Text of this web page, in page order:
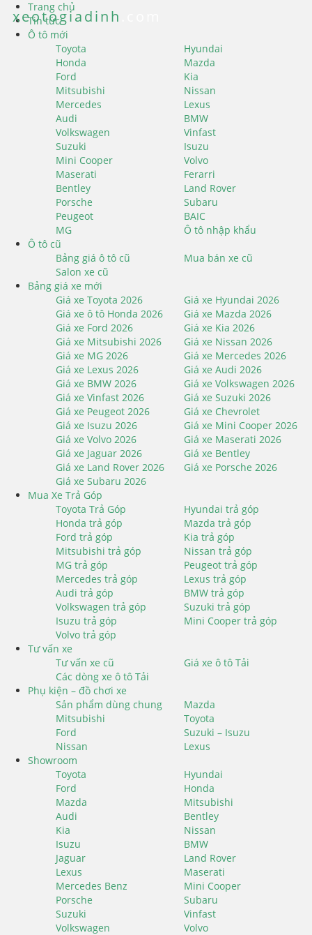
Trang chủ
Tin tức
Ô tô mới
Toyota
Hyundai
Honda
Mazda
Ford
Kia
Mitsubishi
Nissan
Mercedes
Lexus
Audi
BMW
Volkswagen
Vinfast
Suzuki
Isuzu
Mini Cooper
Volvo
Maserati
Ferarri
Bentley
Land Rover
Porsche
Subaru
Peugeot
BAIC
MG
Ô tô nhập khẩu
Ô tô cũ
Bảng giá ô tô cũ
Mua bán xe cũ
Salon xe cũ
Bảng giá xe mới
Giá xe Toyota 2026
Giá xe Hyundai 2026
Giá xe ô tô Honda 2026
Giá xe Mazda 2026
Giá xe Ford 2026
Giá xe Kia 2026
Giá xe Mitsubishi 2026
Giá xe Nissan 2026
Giá xe MG 2026
Giá xe Mercedes 2026
Giá xe Lexus 2026
Giá xe Audi 2026
Giá xe BMW 2026
Giá xe Volkswagen 2026
Giá xe Vinfast 2026
Giá xe Suzuki 2026
Giá xe Peugeot 2026
Giá xe Chevrolet
Giá xe Isuzu 2026
Giá xe Mini Cooper 2026
Giá xe Volvo 2026
Giá xe Maserati 2026
Giá xe Jaguar 2026
Giá xe Bentley
Giá xe Land Rover 2026
Giá xe Porsche 2026
Giá xe Subaru 2026
Mua Xe Trả Góp
Toyota Trả Góp
Hyundai trả góp
Honda trả góp
Mazda trả góp
Ford trả góp
Kia trả góp
Mitsubishi trả góp
Nissan trả góp
MG trả góp
Peugeot trả góp
Mercedes trả góp
Lexus trả góp
Audi trả góp
BMW trả góp
Volkswagen trả góp
Suzuki trả góp
Isuzu trả góp
Mini Cooper trả góp
Volvo trả góp
Tư vấn xe
Tư vấn xe cũ
Giá xe ô tô Tải
Các dòng xe ô tô Tải
Phụ kiện – đồ chơi xe
Sản phẩm dùng chung
Mazda
Mitsubishi
Toyota
Ford
Suzuki – Isuzu
Nissan
Lexus
Showroom
Toyota
Hyundai
Ford
Honda
Mazda
Mitsubishi
Audi
Bentley
Kia
Nissan
Isuzu
BMW
Jaguar
Land Rover
Lexus
Maserati
Mercedes Benz
Mini Cooper
Porsche
Subaru
Suzuki
Vinfast
Volkswagen
Volvo
xeotogiadinh